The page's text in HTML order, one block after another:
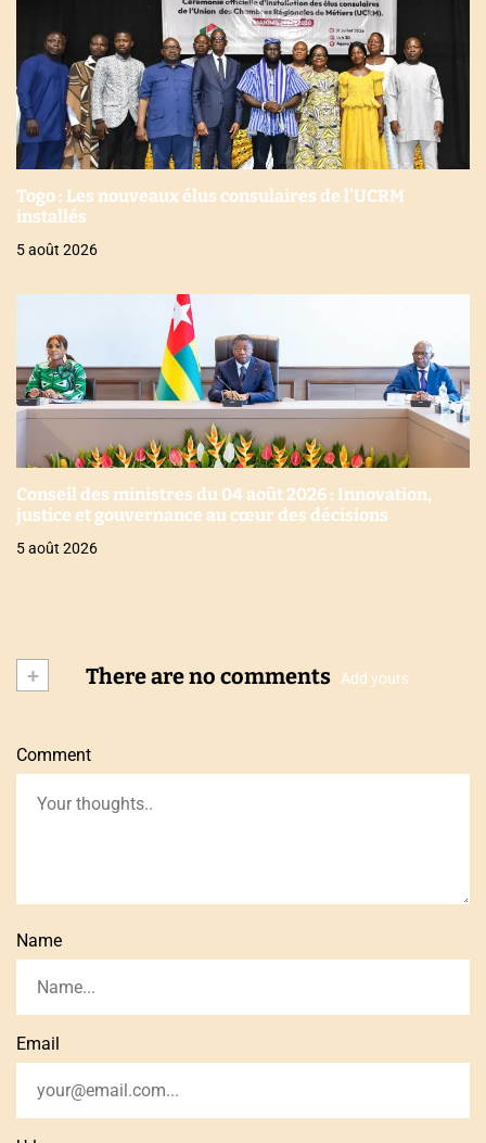
Togo : Les nouveaux élus consulaires de l’UCRM
installés
5 août 2026
Conseil des ministres du 04 août 2026 : Innovation,
justice et gouvernance au cœur des décisions
5 août 2026
+ There are no comments Add yours
Comment
Name
Email